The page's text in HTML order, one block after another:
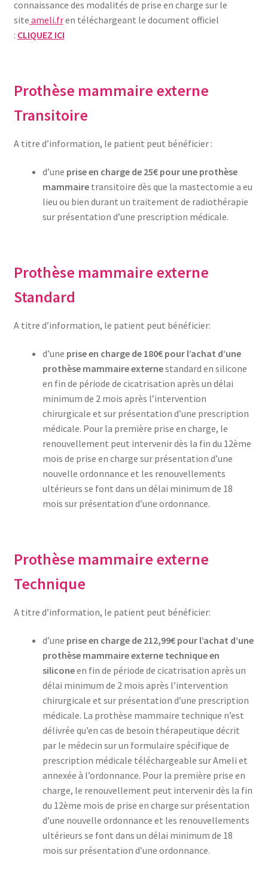
connaissance des modalités de prise en charge sur le
site ameli.fren téléchargeant le document officiel
: CLIQUEZ ICI
Prothèse mammaire externe
Transitoire
A titre d’information, le patient peut bénéficier :
d’une prise en charge de 25€ pour une prothèse
mammaire transitoire dès que la mastectomie a eu
lieu ou bien durant un traitement de radiothérapie
sur présentation d’une prescription médicale.
Prothèse mammaire externe
Standard
A titre d’information, le patient peut bénéficier:
d’une prise en charge de 180€ pour l’achat d’une
prothèse mammaire externestandard en silicone
en fin de période de cicatrisation après un délai
minimum de 2 mois après l’intervention
chirurgicale et sur présentation d’une prescription
médicale. Pour la première prise en charge, le
renouvellement peut intervenir dès la fin du 12ème
mois de prise en charge sur présentation d’une
nouvelle ordonnance et les renouvellements
ultérieurs se font dans un délai minimum de 18
mois sur présentation d’une ordonnance.
Prothèse mammaire externe
Technique
A titre d’information, le patient peut bénéficier:
d’une prise en charge de 212,99€ pour l’achat d’une
prothèse mammaire externe techniqueen
siliconeen fin de période de cicatrisation après un
délai minimum de 2 mois après l’intervention
chirurgicale et sur présentation d’une prescription
médicale. La prothèse mammaire technique n’est
délivrée qu’en cas de besoin thérapeutique décrit
par le médecin sur un formulaire spécifique de
prescription médicale téléchargeable sur Ameli et
annexée à l’ordonnance. Pour la première prise en
charge, le renouvellement peut intervenir dès la fin
du 12ème mois de prise en charge sur présentation
d’une nouvelle ordonnance et les renouvellements
ultérieurs se font dans un délai minimum de 18
mois sur présentation d’une ordonnance.